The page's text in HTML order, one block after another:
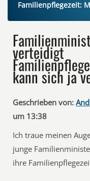
Familienpflegezeit:
verteidigt
kann sich ja
Geschrieben von:
um 13:38
Ich traue meinen
junge
ihre